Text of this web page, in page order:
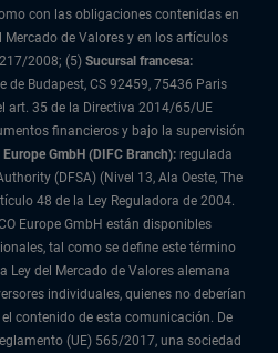
con las obligaciones contenidas en
Mercado de Valores y en los artículos
2008; (5) Sucursal francesa:
de Budapest, CS 92459, 75436 Paris
art. 35 de la Directiva 2014/65/UE
financieros y bajo la supervisión
Europe GmbH (DIFC Branch): regulada
(DFSA) (Nivel 13, Ala Oeste, The
48 de la Ley Reguladora de 2004.
Europe GmbH están disponibles
tal como se define este término
Ley del Mercado de Valores alemana
individuales, quienes no deberían
contenido de esta comunicación. De
(UE) 565/2017, una sociedad